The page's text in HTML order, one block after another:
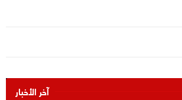
آخر الأخبار